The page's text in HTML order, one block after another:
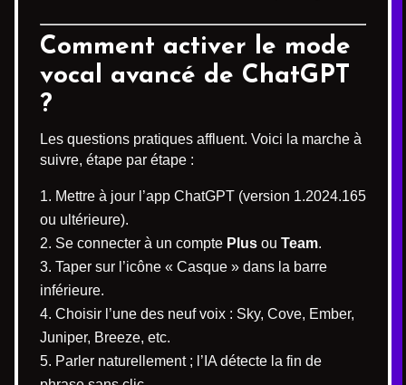
Comment activer le mode
vocal avancé de ChatGPT
?
Les questions pratiques affluent. Voici la marche à
suivre, étape par étape :
Mettre à jour l’app ChatGPT (version 1.2024.165
ou ultérieure).
Se connecter à un compte Plus ou Team.
Taper sur l’icône « Casque » dans la barre
inférieure.
Choisir l’une des neuf voix : Sky, Cove, Ember,
Juniper, Breeze, etc.
Parler naturellement ; l’IA détecte la fin de